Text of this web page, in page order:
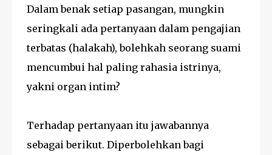
Dalam benak setiap pasangan, mungkin
seringkali ada pertanyaan dalam pengajian
terbatas (halakah), bolehkah seorang suami
mencumbui hal paling rahasia istrinya,
yakni organ intim?
Terhadap pertanyaan itu jawabannya
sebagai berikut. Diperbolehkan bagi